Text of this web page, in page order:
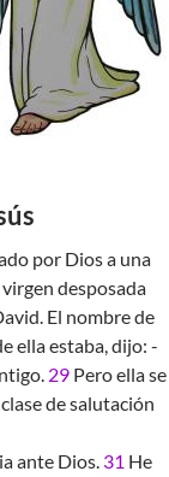
por Dios a una
desposada
El nombre de
ella estaba, dijo: -
29 Pero ella se
de salutación
ante Dios. 31 He